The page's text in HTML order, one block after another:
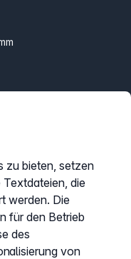
zu bieten, setzen
die
werden. Die
für den Betrieb
des
von